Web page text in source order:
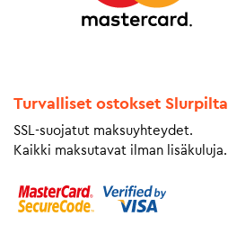
Turvalliset ostokset Slurpilta
SSL-suojatut maksuyhteydet.
Kaikki maksutavat ilman lisäkuluja.